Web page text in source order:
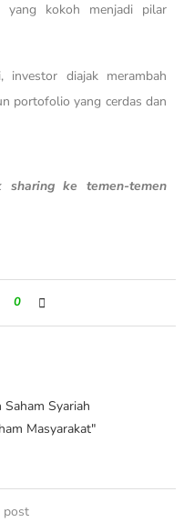
yang kokoh menjadi pilar
investor diajak merambah
portofolio yang cerdas dan
ke temen-temen
0
Saham Syariah
Masyarakat"
post